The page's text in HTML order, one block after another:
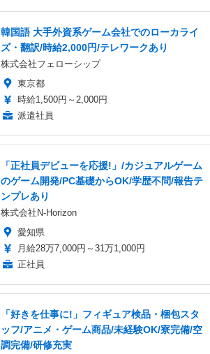
韓国語 大手外資系ゲーム会社でのローカライ
ズ・翻訳/時給2,000円/テレワークあり
株式会社フェローシップ
東京都
時給1,500円～2,000円
派遣社員
「正社員デビューを応援!」/カジュアルゲーム
のゲーム開発/PC基礎からOK/学歴不問/報告テ
ンプレあり
株式会社N-Horizon
愛知県
月給28万7,000円～31万1,000円
正社員
「好きを仕事に!」フィギュア検品・梱包スタ
ッフ/アニメ・ゲーム商品/未経験OK/寮完備/空
調完備/研修充実